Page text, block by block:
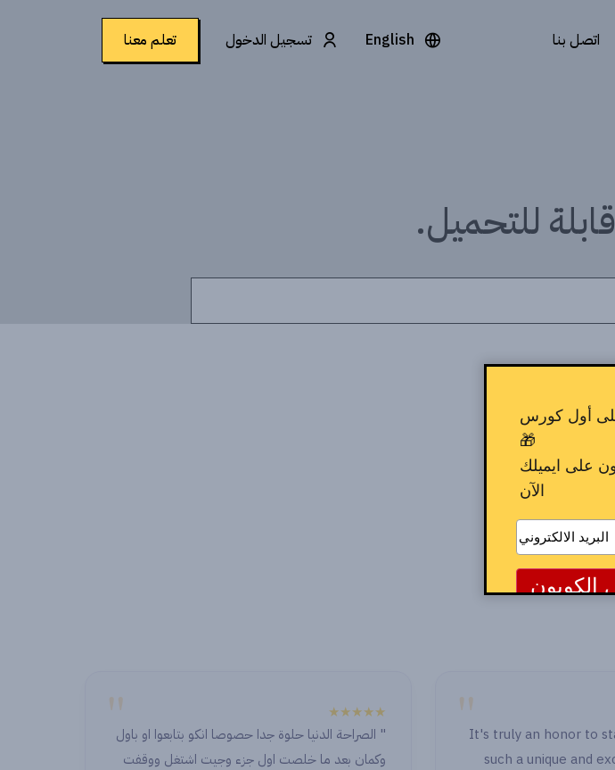
اتصل بنا English تسجيل الدخول تعلم معنا
للتحميل.
"It's
"
★★★★★
" الصراحة الدنيا حلوة جدا حصوصا انكو بتابعوا او باول
وكمان بعد ما خلصت اول جزء وجيت اشتغل ووقفت
★★★★★
" ما في زيكم ابدا احسن
دايما بحكي عنكم لكل حدا
على أول كورس
🎁
على ايميلك
الآن